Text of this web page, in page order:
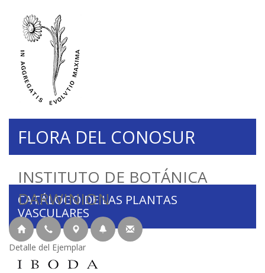
INSTITUTO DE BOTÁNICA
DARWINION
FLORA DEL CONOSUR
CATÁLOGO DE LAS PLANTAS
VASCULARES
Detalle del Ejemplar